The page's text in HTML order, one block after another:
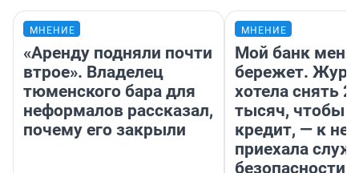
МНЕНИЕ
«Аренду подняли почти
втрое». Владелец
тюменского бара для
неформалов рассказал,
почему его закрыли
МНЕНИЕ
Мой банк меня
бережет.
хотела снять
тысяч, чтобы
кредит, — к
приехала
безопасности